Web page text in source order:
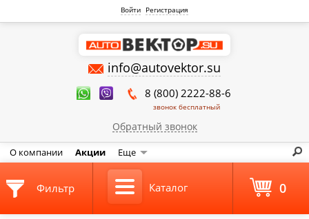
Войти Регистрация
info@autovektor.su
8 (800) 2222-88-6
звонок бесплатный
Обратный звонок
О компании Акции Еще
Фильтр Каталог 0